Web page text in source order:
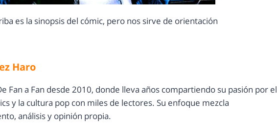
es la sinopsis del cómic, pero nos sirve de orientación
Haro
Fan a Fan desde 2010, donde lleva años compartiendo su pasión por el
y la cultura pop con miles de lectores. Su enfoque mezcla
análisis y opinión propia.